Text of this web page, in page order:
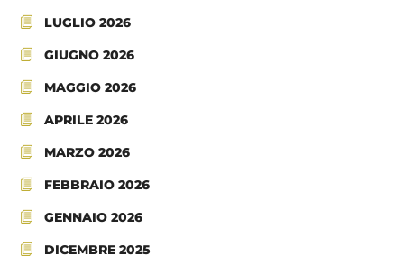
LUGLIO 2026
GIUGNO 2026
MAGGIO 2026
APRILE 2026
MARZO 2026
FEBBRAIO 2026
GENNAIO 2026
DICEMBRE 2025